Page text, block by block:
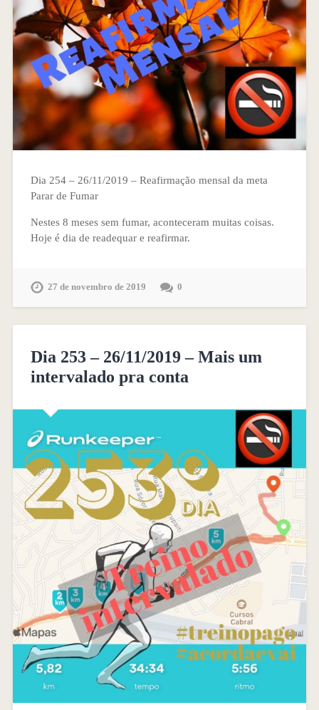
Dia 254 – 26/11/2019 – Reafirmação mensal da meta
Parar de Fumar
Nestes 8 meses sem fumar, aconteceram muitas coisas.
Hoje é dia de readequar e reafirmar.
27 de novembro de 2019 0
Dia 253 – 26/11/2019 – Mais um
intervalado pra conta